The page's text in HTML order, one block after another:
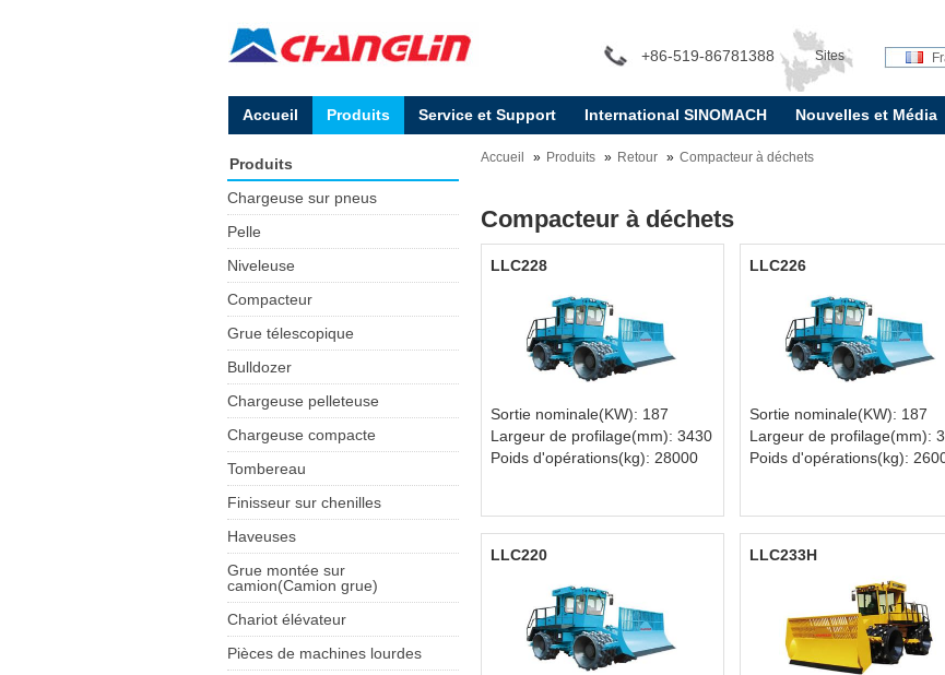
+86-519-86781388 Sites
internationaux:
Accueil Produits Service et Support International SINOMACH Nouvelles et Média
Accueil Produits Retour Compacteur à déchets
Compacteur à déchets
LLC228
Sortie nominale(KW): 187
Largeur de profilage(mm): 3430
Poids d'opérations(kg): 28000
LLC226
Sortie nominale(KW): 187
Largeur de profilage(mm):
Poids d'opérations(kg):
LLC220 LLC233H
Produits
Chargeuse sur pneus
Pelle
Niveleuse
Compacteur
Grue télescopique
Bulldozer
Chargeuse pelleteuse
Chargeuse compacte
Tombereau
Finisseur sur chenilles
Haveuses
Grue montée sur
camion(Camion grue)
Chariot élévateur
Pièces de machines lourdes